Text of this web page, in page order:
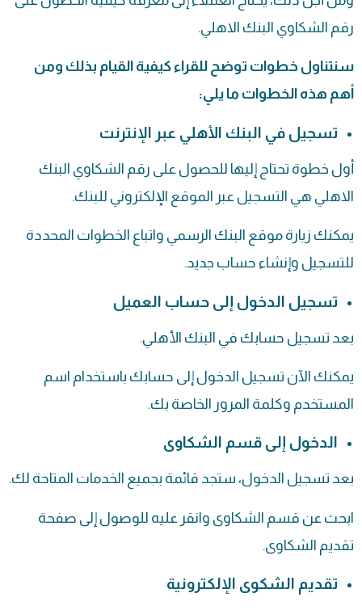
رقم الشكاوي البنك الاهلي.
سنتناول خطوات توضح للقراء كيفية القيام بذلك ومن
أهم هذه الخطوات ما يلي:
تسجيل في البنك الأهلي عبر الإنترنت
أول خطوة تحتاج إليها للحصول على رقم الشكاوي البنك
الاهلي هي التسجيل عبر الموقع الإلكتروني للبنك.
يمكنك زيارة موقع البنك الرسمي واتباع الخطوات المحددة
للتسجيل وإنشاء حساب جديد.
تسجيل الدخول إلى حساب العميل
بعد تسجيل حسابك في البنك الأهلي.
يمكنك الآن تسجيل الدخول إلى حسابك باستخدام اسم
المستخدم وكلمة المرور الخاصة بك.
الدخول إلى قسم الشكاوى
بعد تسجيل الدخول، ستجد قائمة بجميع الخدمات المتاحة لك.
ابحث عن قسم الشكاوى وانقر عليه للوصول إلى صفحة
تقديم الشكاوى.
تقديم الشكوى الإلكترونية